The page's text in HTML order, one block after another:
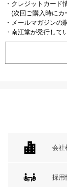
・クレジットカード
(次回ご購入時にカ
・メールマガジンの
・南江堂が発行して
会社
採用